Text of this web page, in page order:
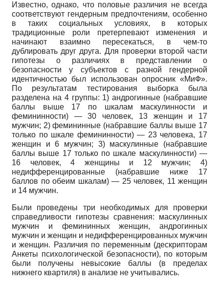
Известно, однако, что половые различия не всегда
соответствуют гендерным предпочтениям, особенно
в таких социальных условиях, в которых
традиционные роли претерпевают изменения и
начинают взаимно пересекаться, в чем-то
дублировать друг друга. Для проверки второй части
гипотезы о различиях в представлении о
безопасности у субъектов с разной гендерной
идентичностью был использован опросник «МиФ».
По результатам тестирования выборка была
разделена на 4 группы: 1) андрогинные (набравшие
баллы выше 17 по шкалам маскулинности и
фемининности) — 30 человек, 13 женщин и 17
мужчин; 2) фемининные (набравшие баллы выше 17
только по шкале фемининности) — 23 человека, 17
женщин и 6 мужчин; 3) маскулинные (набравшие
баллы выше 17 только по шкале маскулиннос­ти) —
16 человек, 4 женщины и 12 мужчин; 4)
недифференцированные (набравшие ниже 17
баллов по обеим шкалам) — 25 человек, 11 женщин
и 14 мужчин.
Были проведены три необходимых для проверки
справедливости гипотезы сравнения: маскулинных
мужчин и фе­мининных женщин, андрогинных
мужчин и женщин и недифференцирован­ных мужчин
и женщин. Различия по переменным (дескрипторам
Анкеты психологической безопасности), по которым
были получены невысокие баллы (в пределах
нижнего квартиля) в анализе не учитывались.